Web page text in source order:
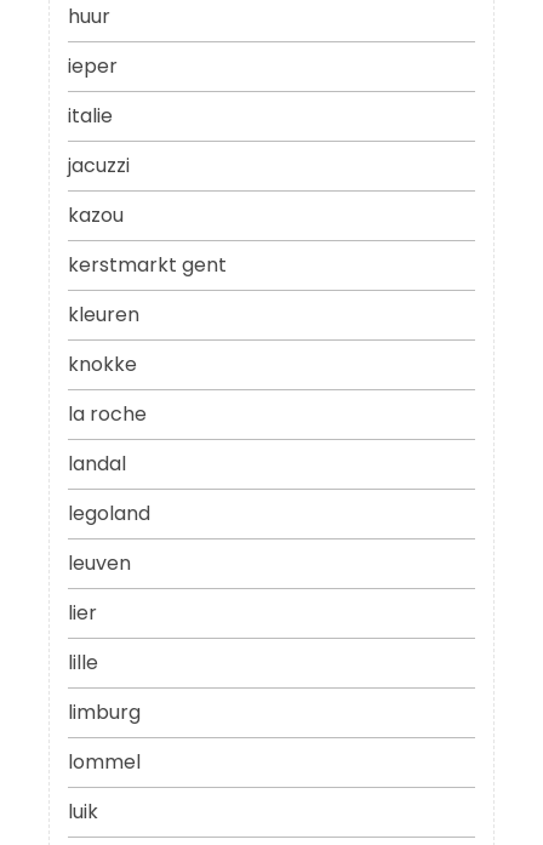
huur
ieper
italie
jacuzzi
kazou
kerstmarkt gent
kleuren
knokke
la roche
landal
legoland
leuven
lier
lille
limburg
lommel
luik